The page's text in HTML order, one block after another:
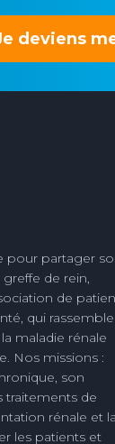
deviens
pour partager
de rein,
de
qui rassemble
maladie rénale
Nos missions :
son
traitements de
rénale et la
les patients et